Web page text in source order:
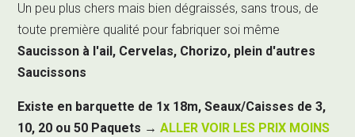
Un peu plus chers mais bien dégraissés, sans trous, de
toute première qualité pour fabriquer soi même
Saucisson à l'ail, Cervelas, Chorizo, plein d'autres
Saucissons
Existe en barquette de 1x 18m, Seaux/Caisses de 3,
10, 20 ou 50 Paquets →ALLER VOIR LES PRIX MOINS